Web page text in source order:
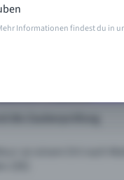
Informationen findest du in